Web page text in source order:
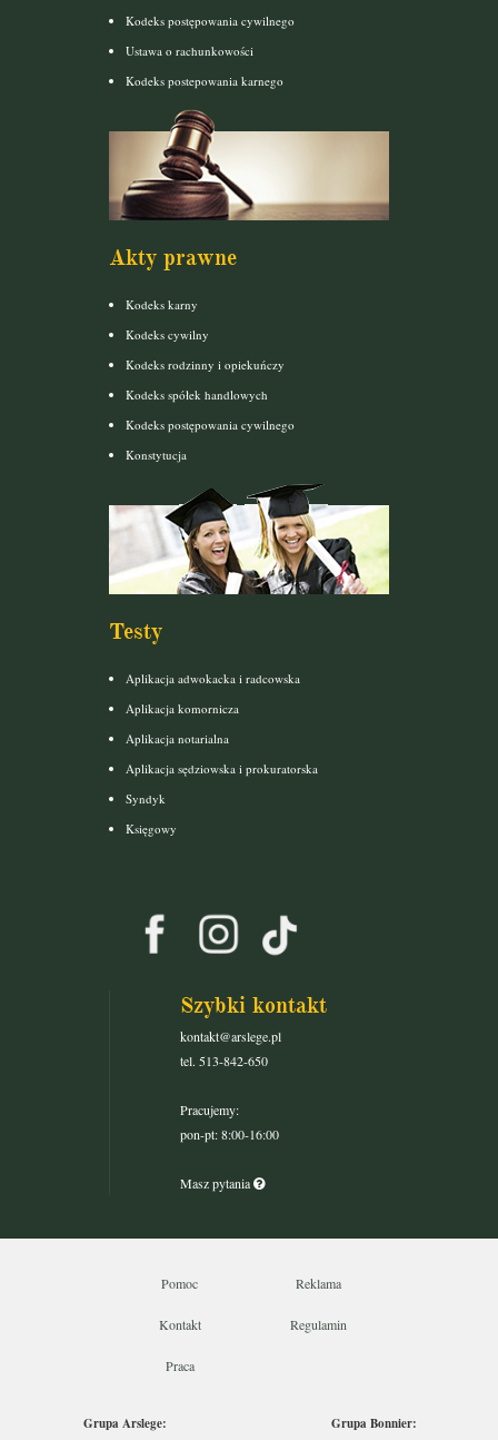
Kodeks postępowania cywilnego
Ustawa o rachunkowości
Kodeks postepowania karnego
Akty prawne
Kodeks karny
Kodeks cywilny
Kodeks rodzinny i opiekuńczy
Kodeks spółek handlowych
Kodeks postępowania cywilnego
Konstytucja
Testy
Aplikacja adwokacka i radcowska
Aplikacja komornicza
Aplikacja notarialna
Aplikacja sędziowska i prokuratorska
Syndyk
Księgowy
Szybki kontakt
kontakt@arslege.pl
tel. 513-842-650
Pracujemy:
pon-pt: 8:00-16:00
Masz pytania
Pomoc Reklama
Kontakt Regulamin
Praca
Grupa Arslege: Grupa Bonnier: